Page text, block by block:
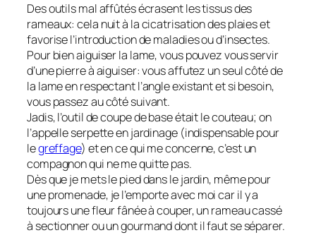
Des outils mal affûtés écrasent les tissus des
rameaux: cela nuit à la cicatrisation des plaies et
favorise l’introduction de maladies ou d’insectes.
Pour bien aiguiser la lame, vous pouvez vous servir
d’une pierre à aiguiser: vous affutez un seul côté de
la lame en respectant l’angle existant et si besoin,
vous passez au côté suivant.
Jadis, l’outil de coupe de base était le couteau; on
l’appelle serpette en jardinage (indispensable pour
legreffage) et en ce qui me concerne, c’est un
compagnon qui ne me quitte pas.
Dès que je mets le pied dans le jardin, même pour
une promenade, je l’emporte avec moi car il y a
toujours une fleur fânée à couper, un rameau cassé
à sectionner ou un gourmand dont il faut se séparer.